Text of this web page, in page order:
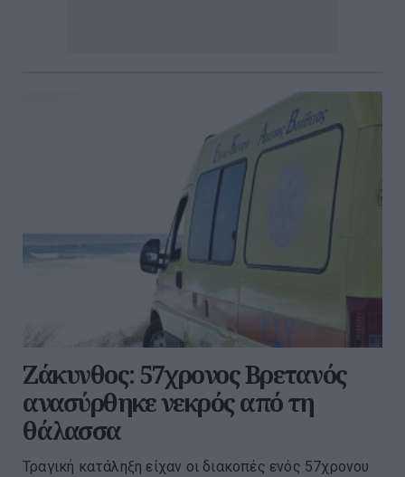
Ζάκυνθος: 57χρονος Βρετανός
ανασύρθηκε νεκρός από τη
θάλασσα
Τραγική κατάληξη είχαν οι διακοπές ενός 57χρονου